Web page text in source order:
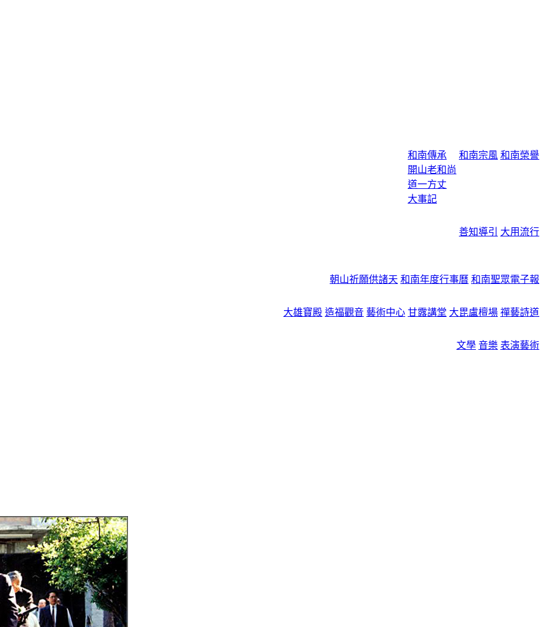
和南傳承
開山老和尚
道一方丈
大事記
和南宗風 和南榮譽
善知導引 大用流行
朝山祈願供諸天 和南年度行事曆 和南聖眾電子報
大雄寶殿 造福觀音 藝術中心 甘露講堂 大毘盧檀場 禪藝詩道
文學 音樂 表演藝術